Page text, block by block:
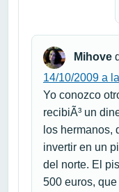
Mihove
14/10/2009 a
Yo conozco
recibiÃ³ un
los hermanos,
invertir en un
del norte. El
500 euros,